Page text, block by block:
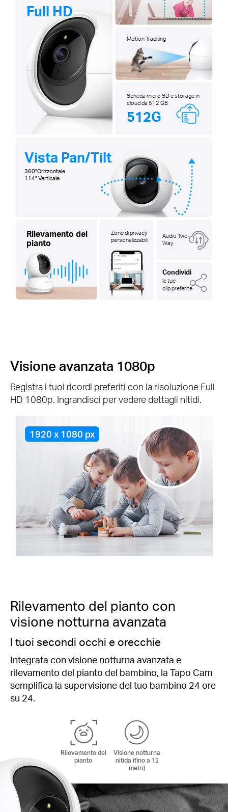
Full HD
Motion Tracking
Scheda micro SD e storage in
cloud da 512 GB
512G
Vista Pan/Tilt
360°Orizzontale
114° Verticale
Rilevamento del
pianto
Zone di privacy
personalizzabili
Audio Two-
Way
Condividi
le tue
clip preferite
Visione avanzata 1080p
Registra i tuoi ricordi preferiti con la risoluzione Full
HD 1080p. Ingrandisci per vedere dettagli nitidi.
1920 x 1080 px
Rilevamento del pianto con
visione notturna avanzata
I tuoi secondi occhi e orecchie
Integrata con visione notturna avanzata e
rilevamento del pianto del bambino, la Tapo Cam
semplifica la supervisione del tuo bambino 24 ore
su 24.
Rilevamento del
pianto
Visione notturna
nitida (fino a 12
metri)